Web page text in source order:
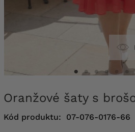
Oranžové šaty s
Kód produktu: 07-076-0176-66